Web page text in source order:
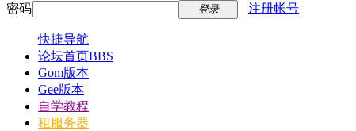
密码
登录 注册帐号
快捷导航
论坛首页BBS
Gom版本
Gee版本
自学教程
租服务器